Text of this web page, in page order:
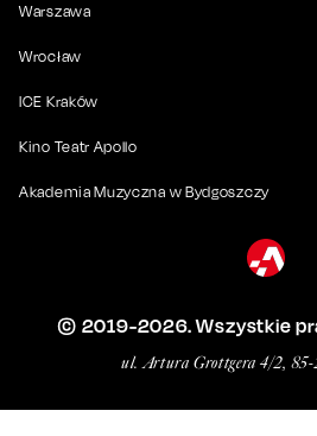
Warszawa
Wrocław
ICE Kraków
Kino Teatr Apollo
Akademia Muzyczna w Bydgoszczy
© 2019-2026. Wszystkie
ul. Artura Grottgera 4/2, 85-